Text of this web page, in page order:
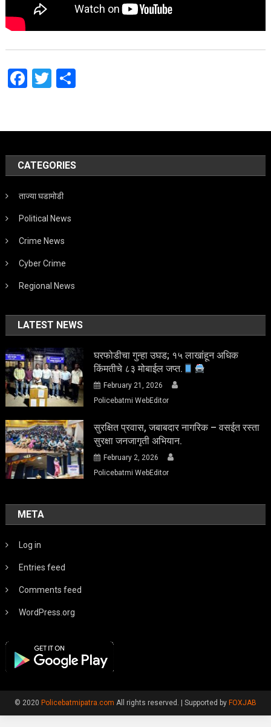
Facebook
Twitter
Share
CATEGORIES
ताज्या घडामोडी
Political News
Crime News
Cyber Crime
Regional News
LATEST NEWS
घरफोडीचा गुन्हा उघड; १५ लाखांहून अधिक
किंमतीचे ८३ मोबाईल जप्त.
February 21, 2026
Policebatmi WebEditor
सुरक्षित प्रवास, जबाबदार नागरिक – वसईत रस्ता
सुरक्षा जनजागृती अभियान.
February 2, 2026
Policebatmi WebEditor
META
Log in
Entries feed
Comments feed
WordPress.org
© 2020 Policebatmipatra.com All rights reserved. Supported by FOXJAB